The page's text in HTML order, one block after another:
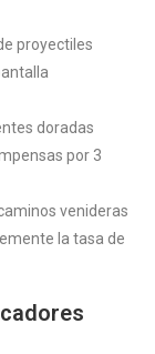
proyectiles
doradas
por 3
venideras
la tasa de